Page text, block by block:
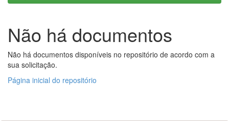
Não há documentos
Não há documentos disponíveis no repositório de acordo com a
sua solicitação.
Página inicial do repositório